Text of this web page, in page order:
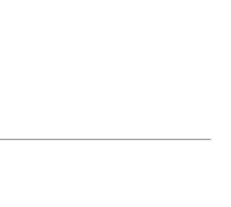
Μιχαήλ
Νουάρος, Γεώργιος